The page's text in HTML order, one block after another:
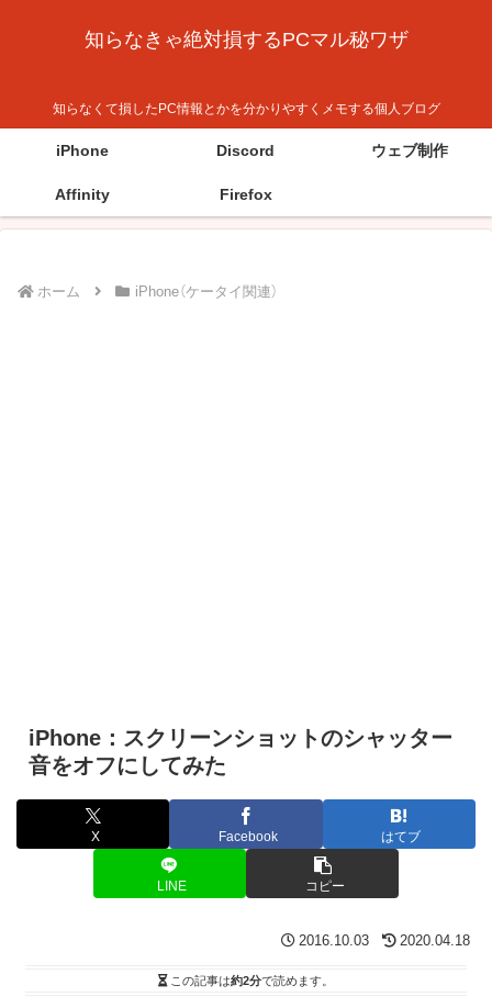
知らなきゃ絶対損するPCマル秘ワザ
知らなくて損したPC情報とかを分かりやすくメモする個人ブログ
iPhone Discord ウェブ制作
Affinity Firefox
ホーム iPhone（ケータイ関連）
iPhone：スクリーンショットのシャッター
音をオフにしてみた
X Facebook はてブ
LINE コピー
2016.10.03 2020.04.18
この記事は約2分で読めます。